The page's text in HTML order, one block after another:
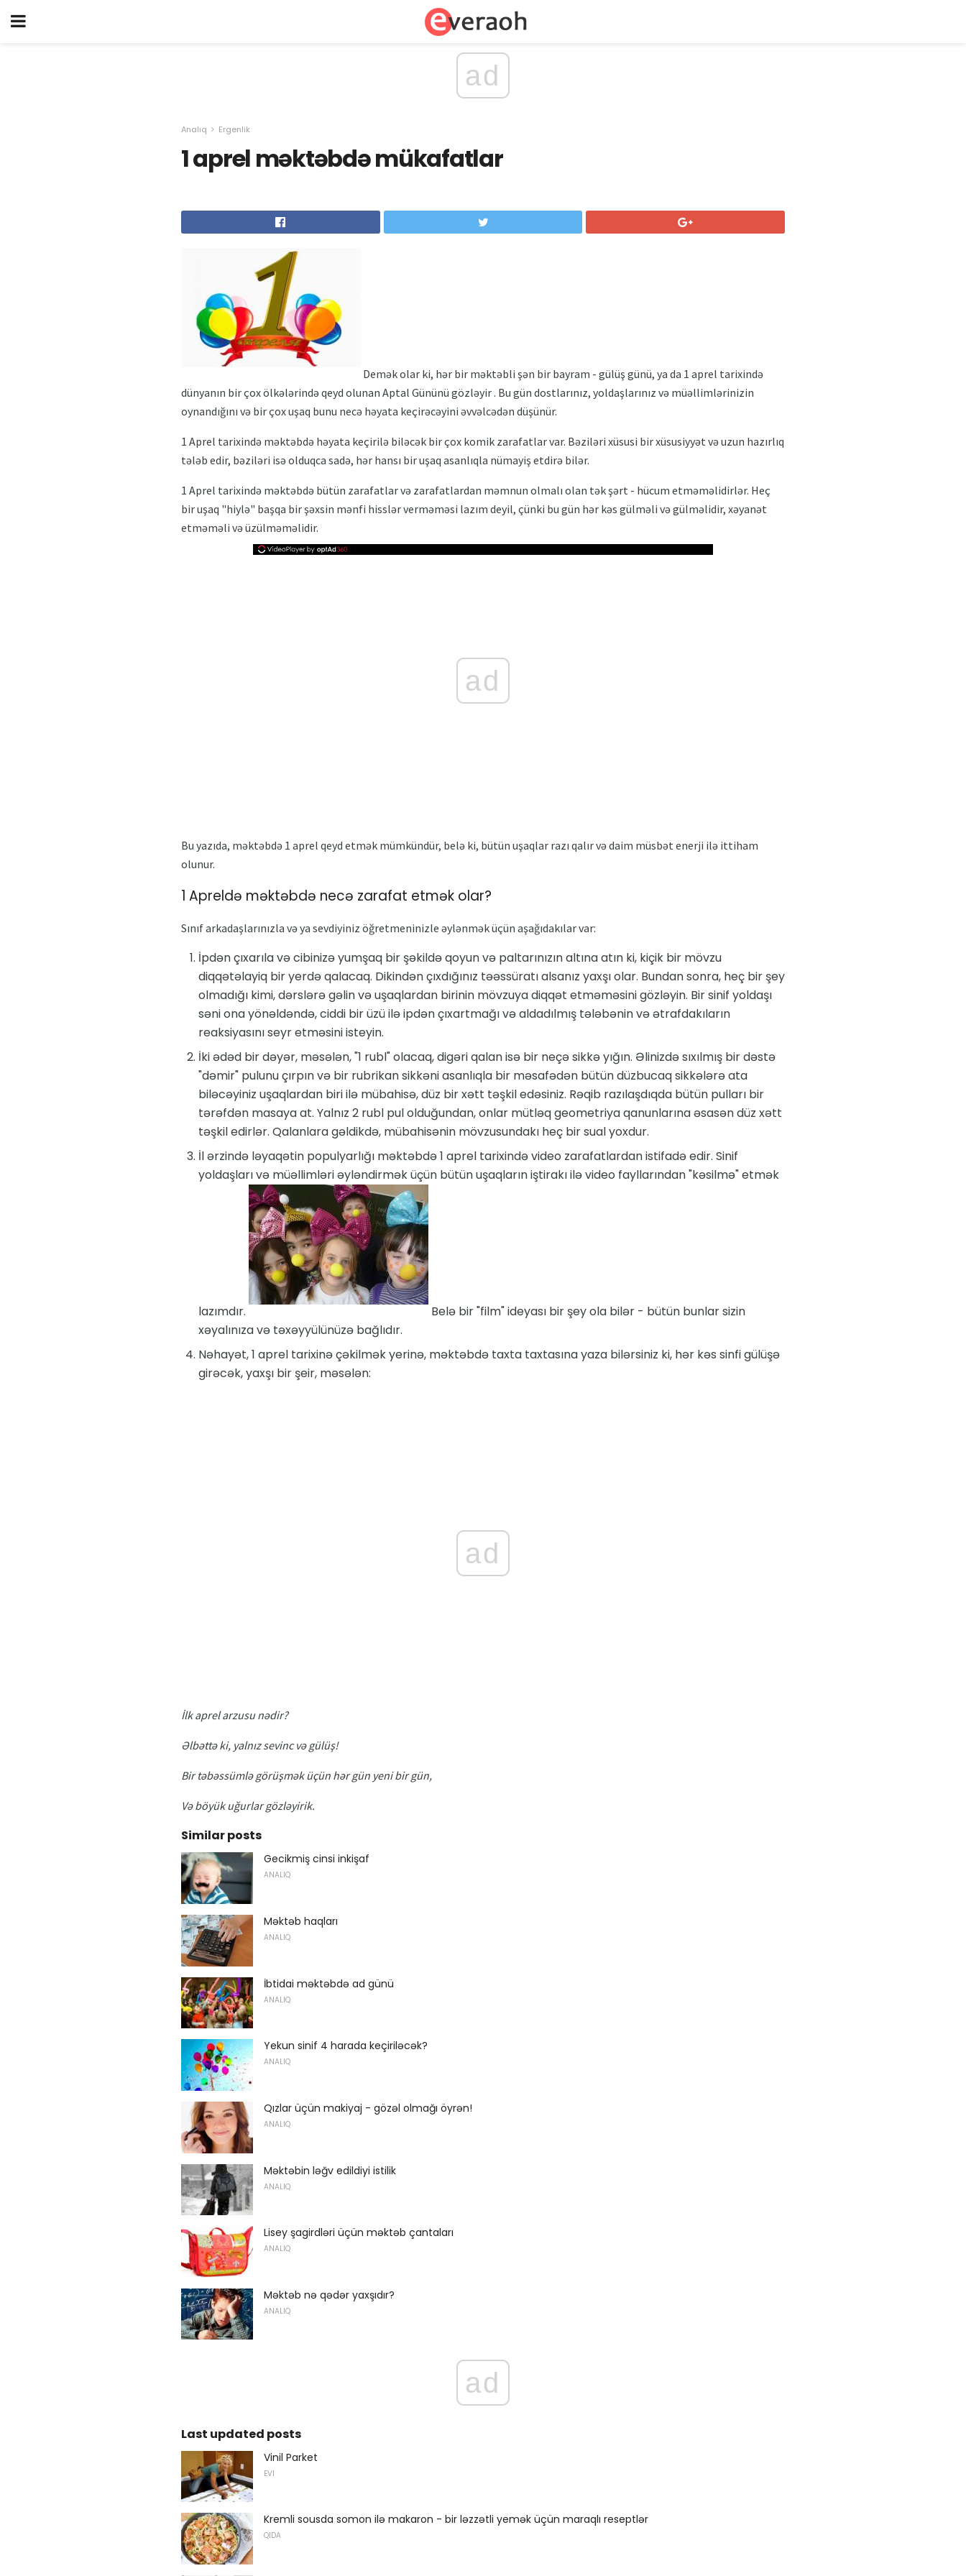
ad
Analıq Ergenlik
1 aprel məktəbdə mükafatlar
Demək olar ki, hər bir məktəbli şən bir bayram - gülüş günü, ya da 1 aprel tarixində
dünyanın bir çox ölkələrində qeyd olunan Aptal Gününü gözləyir . Bu gün dostlarınız, yoldaşlarınız və müəllimlərinizin
oynandığını və bir çox uşaq bunu necə həyata keçirəcəyini əvvəlcədən düşünür.
1 Aprel tarixində məktəbdə həyata keçirilə biləcək bir çox komik zarafatlar var. Bəziləri xüsusi bir xüsusiyyət və uzun hazırlıq
tələb edir, bəziləri isə olduqca sadə, hər hansı bir uşaq asanlıqla nümayiş etdirə bilər.
1 Aprel tarixində məktəbdə bütün zarafatlar və zarafatlardan məmnun olmalı olan tək şərt - hücum etməməlidirlər. Heç
bir uşaq "hiylə" başqa bir şəxsin mənfi hisslər verməməsi lazım deyil, çünki bu gün hər kəs gülməli və gülməlidir, xəyanət
etməməli və üzülməməlidir.
ad
Bu yazıda, məktəbdə 1 aprel qeyd etmək mümkündür, belə ki, bütün uşaqlar razı qalır və daim müsbət enerji ilə ittiham
olunur.
1 Apreldə məktəbdə necə zarafat etmək olar?
Sınıf arkadaşlarınızla və ya sevdiyiniz öğretmeninizle əylənmək üçün aşağıdakılar var:
İpdən çıxarıla və cibinizə yumşaq bir şəkildə qoyun və paltarınızın altına atın ki, kiçik bir mövzu
diqqətəlayiq bir yerdə qalacaq. Dikindən çıxdığınız təəssüratı alsanız yaxşı olar. Bundan sonra, heç bir şey
olmadığı kimi, dərslərə gəlin və uşaqlardan birinin mövzuya diqqət etməməsini gözləyin. Bir sinif yoldaşı
səni ona yönəldəndə, ciddi bir üzü ilə ipdən çıxartmağı və aldadılmış tələbənin və ətrafdakıların
reaksiyasını seyr etməsini isteyin.
İki ədəd bir dəyər, məsələn, "1 rubl" olacaq, digəri qalan isə bir neçə sikkə yığın. Əlinizdə sıxılmış bir dəstə
"dəmir" pulunu çırpın və bir rubrikan sikkəni asanlıqla bir məsafədən bütün düzbucaq sikkələrə ata
biləcəyiniz uşaqlardan biri ilə mübahisə, düz bir xətt təşkil edəsiniz. Rəqib razılaşdıqda bütün pulları bir
tərəfdən masaya at. Yalnız 2 rubl pul olduğundan, onlar mütləq geometriya qanunlarına əsasən düz xətt
təşkil edirlər. Qalanlara gəldikdə, mübahisənin mövzusundakı heç bir sual yoxdur.
İl ərzində ləyaqətin populyarlığı məktəbdə 1 aprel tarixində video zarafatlardan istifadə edir. Sinif
yoldaşları və müəllimləri əyləndirmək üçün bütün uşaqların iştirakı ilə video fayllarından "kəsilmə" etmək
lazımdır.
Belə bir "film" ideyası bir şey ola bilər - bütün bunlar sizin
xəyalınıza və təxəyyülünüzə bağlıdır.
Nəhayət, 1 aprel tarixinə çəkilmək yerinə, məktəbdə taxta taxtasına yaza bilərsiniz ki, hər kəs sinfi gülüşə
girəcək, yaxşı bir şeir, məsələn:
ad
İlk aprel arzusu nədir?
Əlbəttə ki, yalnız sevinc və gülüş!
Bir təbəssümlə görüşmək üçün hər gün yeni bir gün,
Və böyük uğurlar gözləyirik.
Similar posts
Gecikmiş cinsi inkişaf
ANALIQ
Məktəb haqları
ANALIQ
İbtidai məktəbdə ad günü
ANALIQ
Yekun sinif 4 harada keçiriləcək?
ANALIQ
Qızlar üçün makiyaj - gözəl olmağı öyrən!
ANALIQ
Məktəbin ləğv edildiyi istilik
ANALIQ
Lisey şagirdləri üçün məktəb çantaları
ANALIQ
Məktəb nə qədər yaxşıdır?
ANALIQ
ad
Last updated posts
Vinil Parket
EVI
Kremli sousda somon ilə makaron - bir ləzzətli yemək üçün maraqlı reseptlər
QIDA